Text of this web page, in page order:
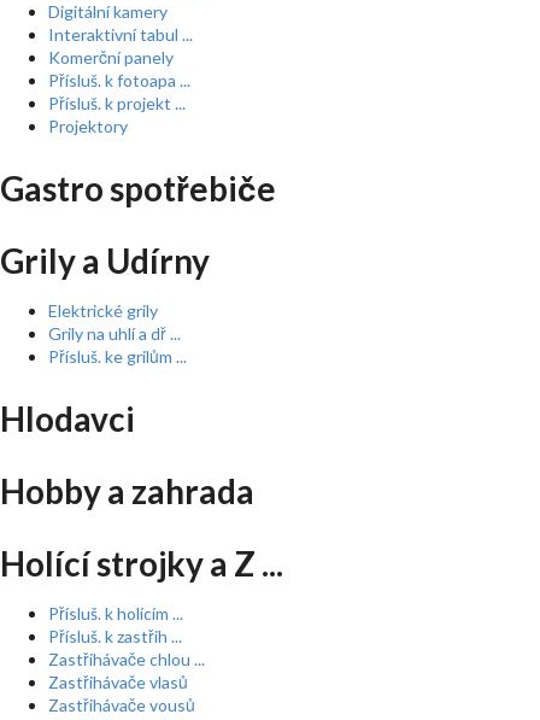
Digitální kamery
Interaktivní tabul ...
Komerční panely
Přísluš. k fotoapa ...
Přísluš. k projekt ...
Projektory
Gastro spotřebiče
Grily a Udírny
Elektrické grily
Grily na uhlí a dř ...
Přísluš. ke grilům ...
Hlodavci
Hobby a zahrada
Holící strojky a Z ...
Přísluš. k holícím ...
Přísluš. k zastřih ...
Zastřihávače chlou ...
Zastřihávače vlasů
Zastřihávače vousů